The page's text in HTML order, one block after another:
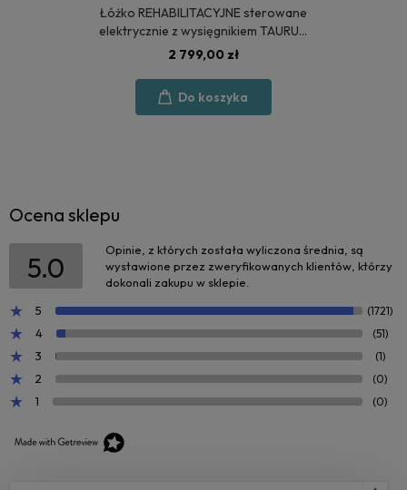
Łóżko REHABILITACYJNE sterowane
elektrycznie z wysięgnikiem TAURUS
2 - POLSKA PRODUKCJA
2 799,00 zł
Do koszyka
Ocena sklepu
5.0
Opinie, z których została wyliczona średnia, są
wystawione przez zweryfikowanych klientów, którzy
dokonali zakupu w sklepie.
5
(1721)
4 (51)
3 (1)
2 (0)
1 (0)